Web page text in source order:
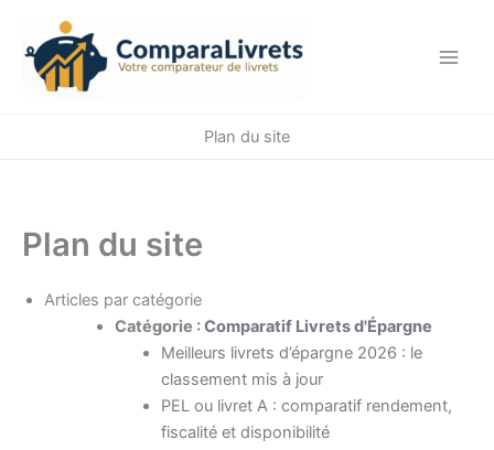
contenu
Plan du site
Plan du site
Articles par catégorie
Catégorie :Comparatif Livrets d'Épargne
Meilleurs livrets d’épargne 2026 : le
classement mis à jour
PEL ou livret A : comparatif rendement,
fiscalité et disponibilité